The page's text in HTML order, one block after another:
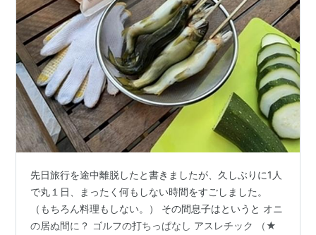
先日旅行を途中離脱したと書きましたが、久しぶりに1人
で丸１日、まったく何もしない時間をすごしました。
（もちろん料理もしない。） その間息子はというと オニ
の居ぬ間に？ ゴルフの打ちっぱなし アスレチック （★